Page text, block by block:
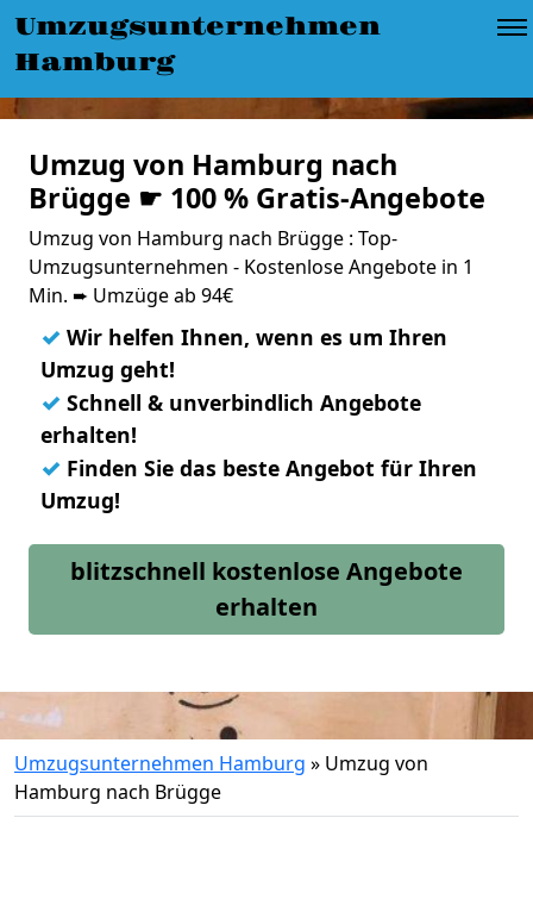
Umzugsunternehmen
Hamburg
Umzug von Hamburg nach
Brügge ☛ 100 % Gratis-Angebote
Umzug von Hamburg nach Brügge : Top-
Umzugsunternehmen - Kostenlose Angebote in 1
Min. ➨ Umzüge ab 94€
✓ Wir helfen Ihnen, wenn es um Ihren
Umzug geht!
✓ Schnell & unverbindlich Angebote
erhalten!
✓ Finden Sie das beste Angebot für Ihren
Umzug!
blitzschnell kostenlose Angebote
erhalten
Umzugsunternehmen Hamburg » Umzug von
Hamburg nach Brügge